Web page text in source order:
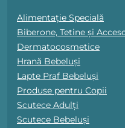
Alimentație Specială
Biberone, Tetine și
Dermatocosmetice
Hrană Bebeluși
Lapte Praf Bebeluși
Produse pentru Copii
Scutece Adulți
Scutece Bebeluși